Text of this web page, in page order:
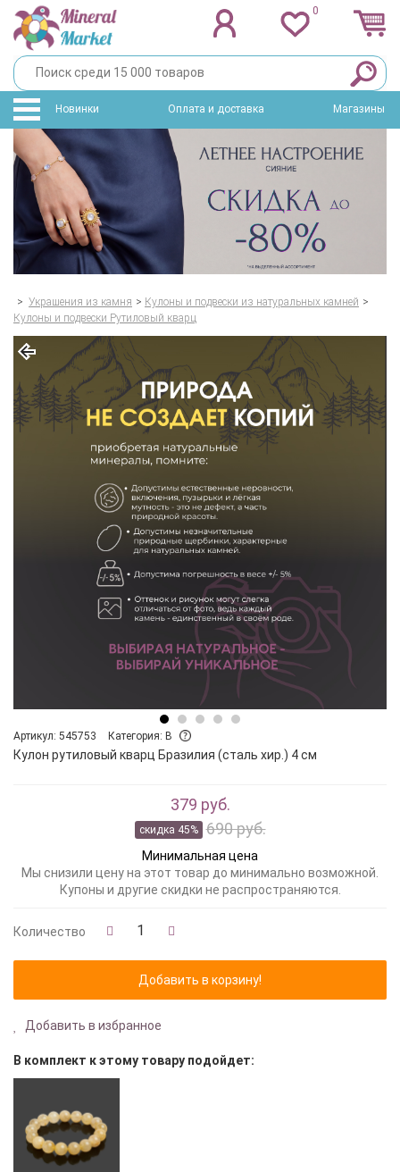
0
Новинки Оплата и доставка Магазины
> Украшения из камня > Кулоны и подвески из натуральных камней >
Кулоны и подвески Рутиловый кварц
Артикул: 545753 Категория: B
Кулон рутиловый кварц Бразилия (сталь хир.) 4 см
379 руб.
скидка 45% 690 руб.
Минимальная цена
Мы снизили цену на этот товар до минимально возможной.
Купоны и другие скидки не распространяются.
Количество
Добавить в избранное
В комплект к этому товару подойдет: